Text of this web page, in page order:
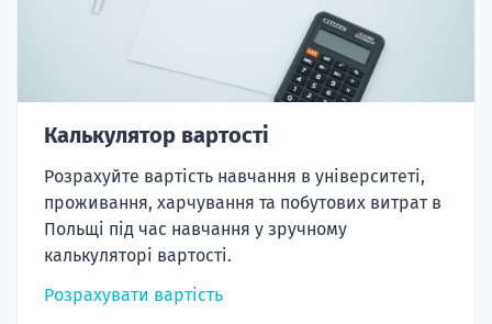
Калькулятор вартості
Розрахуйте вартість навчання в університеті,
проживання, харчування та побутових витрат в
Польщі під час навчання у зручному
калькуляторі вартості.
Розрахувати вартість